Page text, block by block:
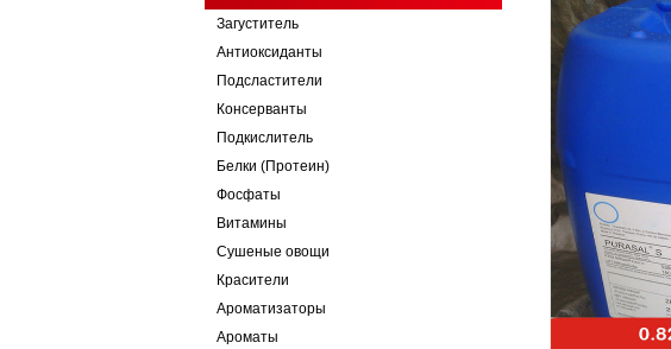
Загуститель
Антиоксиданты
Подсластители
Консерванты
Подкислитель
Белки (Протеин)
Фосфаты
Витамины
Сушеные овощи
Красители
Ароматизаторы
Ароматы